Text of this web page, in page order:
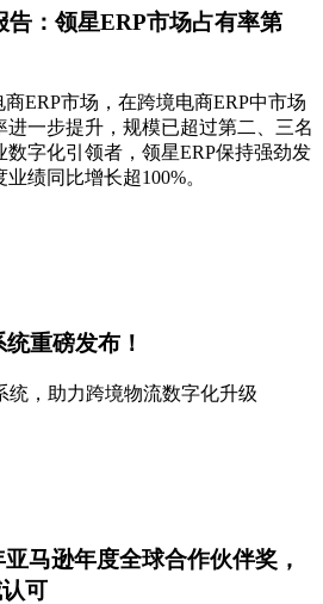
告：领星ERP市场占有率第
ERP市场，在跨境电商ERP中市场
进一步提升，规模已超过第二、三名
字化引领者，领星ERP保持强劲发
绩同比增长超100%。
重磅发布！
统，助力跨境物流数字化升级
马逊年度全球合作伙伴奖，
可